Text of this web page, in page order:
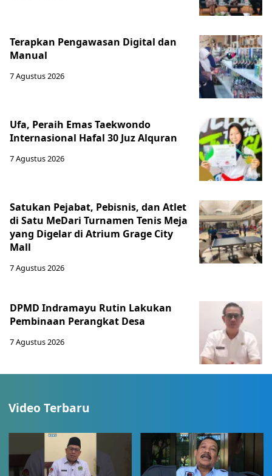
Terapkan Pengawasan Digital dan
Manual
7 Agustus 2026
Ufa, Peraih Emas Taekwondo
Internasional Hafal 30 Juz Alquran
7 Agustus 2026
Satukan Pejabat, Pebisnis, dan Atlet
di Satu MeDari Turnamen Tenis Meja
yang Digelar di Atrium Grage City
Mall
7 Agustus 2026
DPMD Indramayu Rutin Lakukan
Pembinaan Perangkat Desa
7 Agustus 2026
Video Terbaru